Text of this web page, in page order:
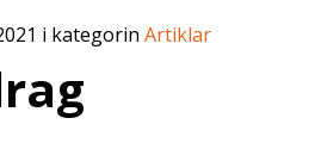
i kategorin Artiklar